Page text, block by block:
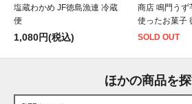
塩蔵わかめ JF徳島漁連 冷蔵
便
1,080円(税込)
商店 鳴門うず
使ったお菓子
SOLD OUT
ほかの商品を